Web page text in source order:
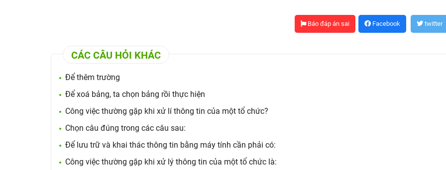
Báo đáp án sai Facebook twitter
CÁC CÂU HỎI KHÁC
Để thêm trường
Để xoá bảng, ta chọn bảng rồi thực hiện
Công việc thường gặp khi xử lí thông tin của một tổ chức?
Chọn câu đúng trong các câu sau:
Để lưu trữ và khai thác thông tin bằng máy tính cần phải có:
Công việc thường gặp khi xử lý thông tin của một tổ chức là: